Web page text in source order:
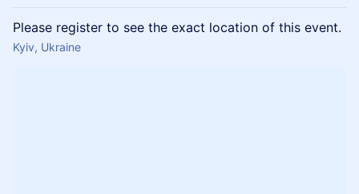
Please register to see the exact location of this event.
Kyiv, Ukraine